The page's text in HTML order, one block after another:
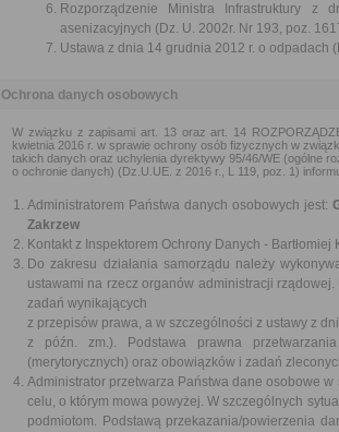
Rozporządzenie Ministra Infrastruktury
asenizacyjnych (Dz. U. 2002r. Nr 193, poz.
Ustawa z dnia 14 grudnia 2012 r. o odpadach
Ochrona danych osobowych
W związku z zapisami art. 13 oraz art. 14
kwietnia 2016 r. w sprawie ochrony osób fizycznych w
takich danych oraz uchylenia dyrektywy 95/46/WE (ogólne
o ochronie danych) (Dz.U.UE. z 2016 r., L 119, poz. 1)
Administratorem Państwa danych osobowych jest:
Zakrzew
Kontakt z Inspektorem Ochrony Danych - Bartłomiej
Do zakresu działania samorządu należy
ustawami na rzecz organów administracji
zadań wynikających
z przepisów prawa, a w szczególności z ustawy z
z późn. zm.). Podstawa prawna
(merytorycznych) oraz obowiązków i zadań
Administrator przetwarza Państwa dane osobowe
celu, o którym mowa powyżej. W szczególnych
podmiotom. Podstawą przekazania/powierzenia